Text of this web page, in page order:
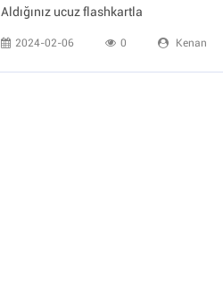
Aldığınız ucuz flashkartla
2024-02-06 0 Kenan